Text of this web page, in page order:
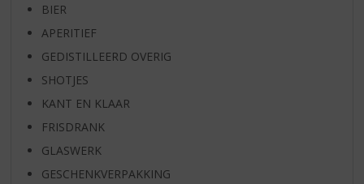
BIER
APERITIEF
GEDISTILLEERD OVERIG
SHOTJES
KANT EN KLAAR
FRISDRANK
GLASWERK
GESCHENKVERPAKKING